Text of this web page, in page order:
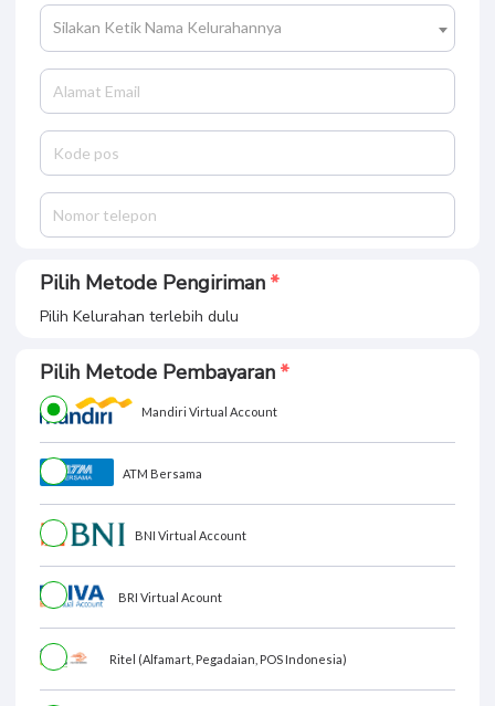
Silakan Ketik Nama Kelurahannya
Pilih Metode Pengiriman
Pilih Kelurahan terlebih dulu
Pilih Metode Pembayaran
Mandiri Virtual Account
ATM Bersama
BNI Virtual Account
BRI Virtual Acount
Ritel (Alfamart, Pegadaian, POS Indonesia)